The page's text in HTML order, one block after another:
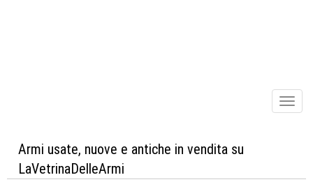
Armi usate, nuove e antiche in vendita su
LaVetrinaDelleArmi